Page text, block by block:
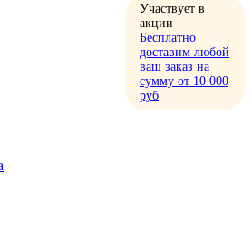
Участвует в
акции
Бесплатно
доставим любой
ваш заказ на
сумму от 10 000
руб